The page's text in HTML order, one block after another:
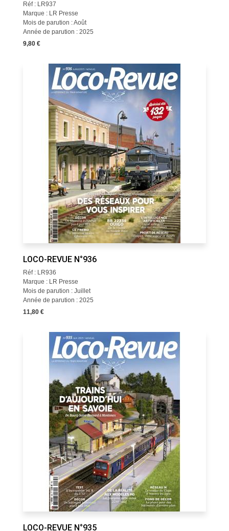
Réf : LR937
Marque : LR Presse
Mois de parution : Août
Année de parution : 2025
9,80 €
LOCO-REVUE N°936
Réf : LR936
Marque : LR Presse
Mois de parution : Juillet
Année de parution : 2025
11,80 €
LOCO-REVUE N°935